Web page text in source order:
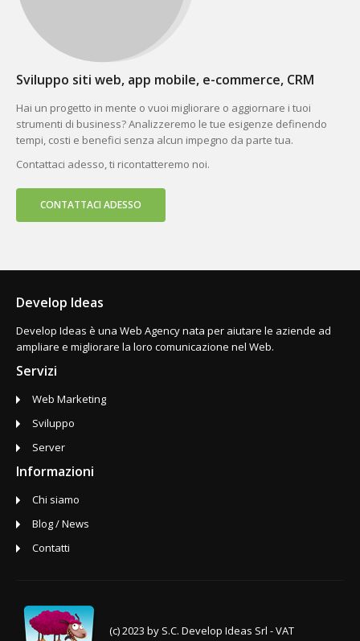
Sviluppo siti web, app mobile, e-commerce, CRM
Hai un progetto in mente o vuoi migliorare o aggiornare i tuoi
strumenti di business? Analizzeremo le tue esigenze definendo
tempi, costi e benefici senza alcun impegno da parte tua.
Contattaci adesso, ti ricontatteremo noi.
CONTATTACI ADESSO
Develop Ideas
Develop Ideas è una Web Agency nata per aiutare le aziende ad
ampliare e migliorare la loro comunicazione nel Web.
Servizi
Web Marketing
Sviluppo
Server
Informazioni
Chi siamo
Blog / News
Contatti
(c) 2023 by S.C. Develop Ideas Srl - VAT